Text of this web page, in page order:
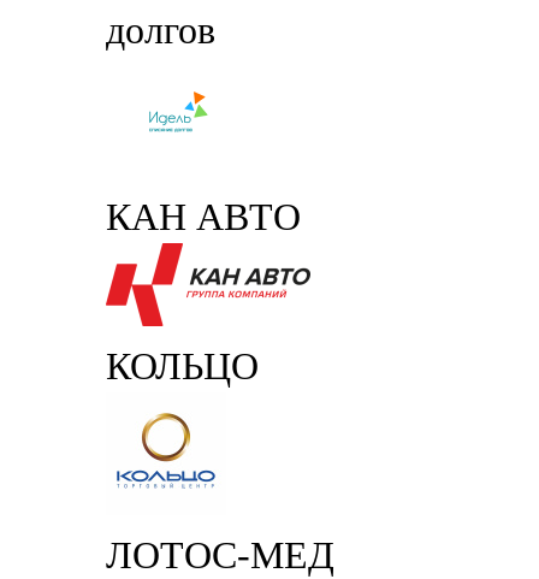
долгов
КАН АВТО
КОЛЬЦО
ЛОТОС-МЕД